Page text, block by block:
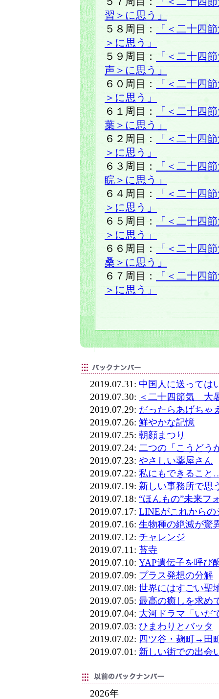
習＞に思う」
５８周目：
「＜二十四
＞に思う」
５９周目：
「＜二十四
声＞に思う」
６０周目：
「＜二十四
＞に思う」
６１周目：
「＜二十四
葉＞に思う」
６２周目：
「＜二十四
＞に思う」
６３周目：
「＜二十四
睆＞に思う」
６４周目：
「＜二十四
＞に思う」
６５周目：
「＜二十四
＞に思う」
６６周目：
「＜二十四
桑＞に思う」
６７周目：
「＜二十四
＞に思う」
2019.07.31: 中国人に送っては
2019.07.30: ＜二十四節気 大
2019.07.29: だったらあげちゃ
2019.07.26: 鮮やかな記憶
2019.07.25: 朝顔まつり
2019.07.24: 二つの「こうどう
2019.07.23: やさしい薬屋さん
2019.07.22: 私にもできるこ
2019.07.19: 新しい事務所で思
2019.07.18: “ほんもの”未来フ
2019.07.17: LINEがこれからの
2019.07.16: 生物種の絶滅が驚
2019.07.12: チャレンジ
2019.07.11: 苔寺
2019.07.10: YAP遺伝子を呼び
2019.07.09: プラス発想の分解
2019.07.08: 世界にはすごい聖
2019.07.05: 最高の癒しを求め
2019.07.04: 大河ドラマ「いだ
2019.07.03: ひまわりとバッタ
2019.07.02: 四ツ谷・麹町→田
2019.07.01: 新しい街での出会
2026年